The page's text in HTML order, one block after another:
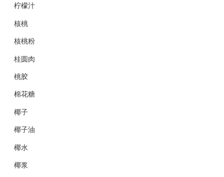
柠檬汁
核桃
核桃粉
桂圆肉
桃胶
棉花糖
椰子
椰子油
椰水
椰浆